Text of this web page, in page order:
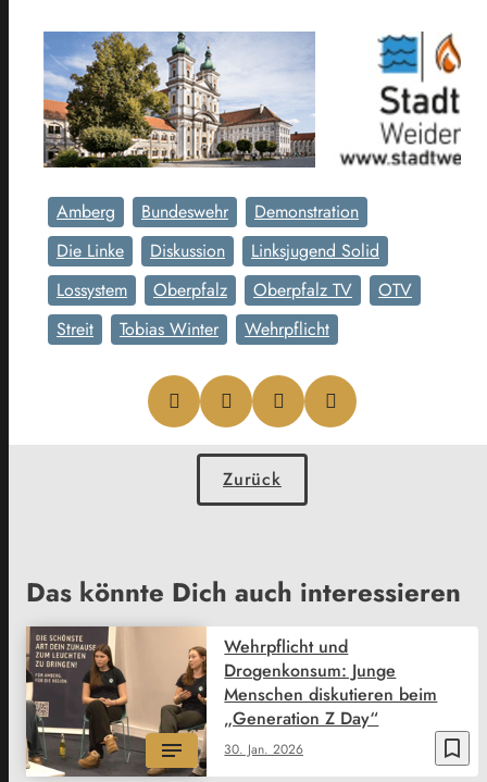
Amberg Bundeswehr
Demonstration
Die Linke
Diskussion
Linksjugend Solid
Lossystem
Oberpfalz Oberpfalz TV
OTV
Streit
Tobias Winter Wehrpflicht
Zurück
Das könnte Dich auch interessieren
bookmark_border
30. Jan. 2026
Wehrpflicht und
Drogenkonsum: Junge
Menschen diskutieren beim
„Generation Z Day“